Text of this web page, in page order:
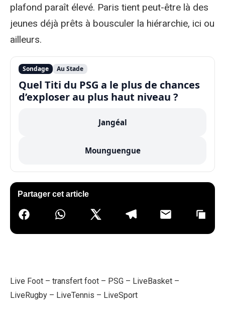
plafond paraît élevé. Paris tient peut-être là des
jeunes déjà prêts à bousculer la hiérarchie, ici ou
ailleurs.
Sondage Au Stade
Quel Titi du PSG a le plus de chances
d’exploser au plus haut niveau ?
Jangéal
Mounguengue
Partager cet article
Live Foot – transfert foot – PSG – LiveBasket –
LiveRugby – LiveTennis – LiveSport